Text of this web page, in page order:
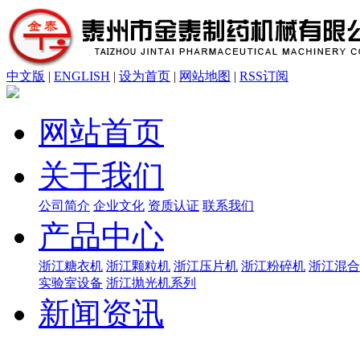
中文版 | ENGLISH | 设为首页 | 网站地图 | RSS订阅
网站首页
关于我们
公司简介 企业文化 资质认证 联系我们
产品中心
浙江糖衣机 浙江颗粒机 浙江压片机 浙江粉碎机 浙江混
实验室设备 浙江抛光机系列
新闻资讯